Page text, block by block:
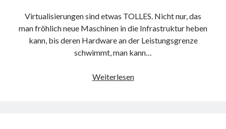
Virtualisierungen sind etwas TOLLES. Nicht nur, das
man fröhlich neue Maschinen in die Infrastruktur heben
kann, bis deren Hardware an der Leistungsgrenze
schwimmt, man kann…
Weiterleseneth0